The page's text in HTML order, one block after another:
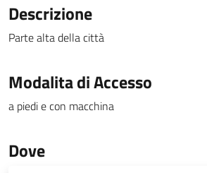
Descrizione
Parte alta della città
Modalita di Accesso
a piedi e con macchina
Dove